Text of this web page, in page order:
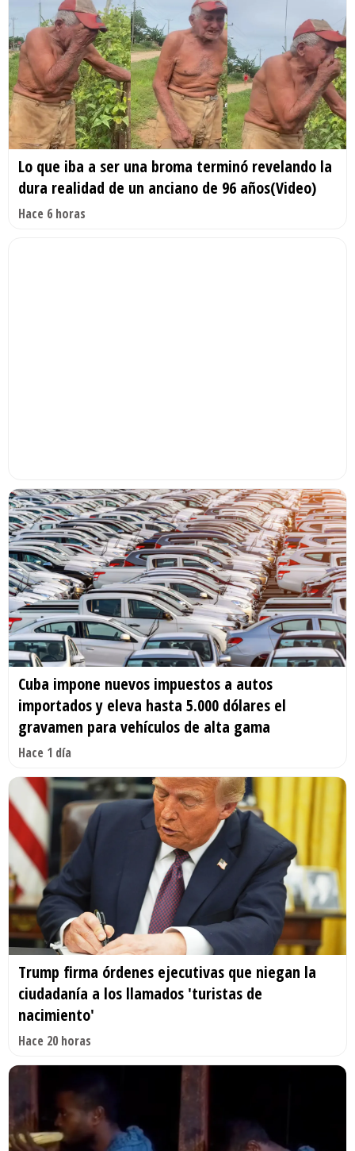
Lo que iba a ser una broma terminó revelando la
dura realidad de un anciano de 96 años(Video)
Hace 6 horas
Cuba impone nuevos impuestos a autos
importados y eleva hasta 5.000 dólares el
gravamen para vehículos de alta gama
Hace 1 día
Trump firma órdenes ejecutivas que niegan la
ciudadanía a los llamados 'turistas de
nacimiento'
Hace 20 horas